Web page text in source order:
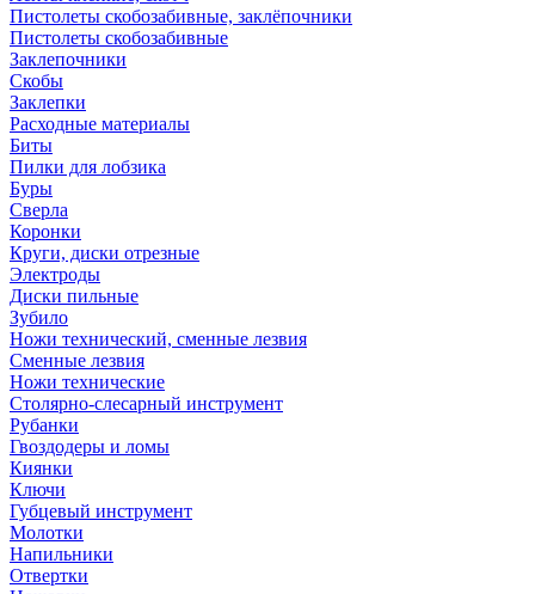
Пистолеты скобозабивные, заклёпочники
Пистолеты скобозабивные
Заклепочники
Скобы
Заклепки
Расходные материалы
Биты
Пилки для лобзика
Буры
Сверла
Коронки
Круги, диски отрезные
Электроды
Диски пильные
Зубило
Ножи технический, сменные лезвия
Сменные лезвия
Ножи технические
Столярно-слесарный инструмент
Рубанки
Гвоздодеры и ломы
Киянки
Ключи
Губцевый инструмент
Молотки
Напильники
Отвертки